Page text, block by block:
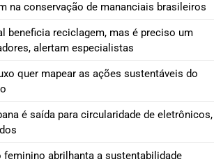
na conservação de mananciais brasileiros
beneficia reciclagem, mas é preciso um
alertam especialistas
quer mapear as ações sustentáveis do
é saída para circularidade de eletrônicos,
feminino abrilhanta a sustentabilidade